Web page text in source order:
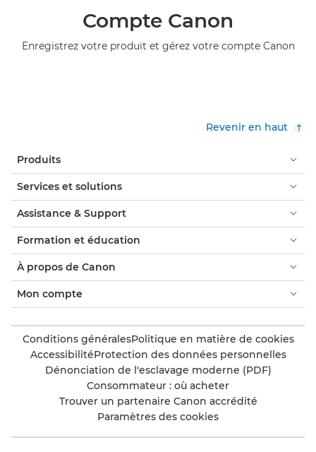
Compte Canon
Enregistrez votre produit et gérez votre compte Canon
Revenir en haut
Produits
Services et solutions
Assistance & Support
Formation et éducation
À propos de Canon
Mon compte
Conditions généralesPolitique en matière de cookies
AccessibilitéProtection des données personnelles
Dénonciation de l'esclavage moderne (PDF)
Consommateur : où acheter
Trouver un partenaire Canon accrédité
Paramètres des cookies